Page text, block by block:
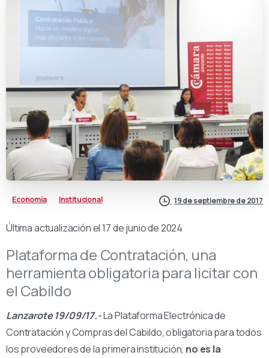
Economía Institucional 19 de septiembre de 2017
Última actualización el 17 de junio de 2024
Plataforma de Contratación, una
herramienta obligatoria para licitar con
el Cabildo
Lanzarote 19/09/17.-La Plataforma Electrónica de
Contratación y Compras del Cabildo, obligatoria para todos
los proveedores de la primera institución, no es la